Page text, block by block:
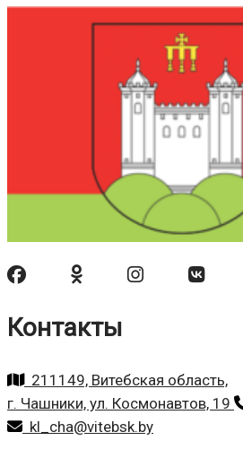
Контакты
211149, Витебская область,
г. Чашники, ул. Космонавтов, 19
kl_cha@vitebsk.by